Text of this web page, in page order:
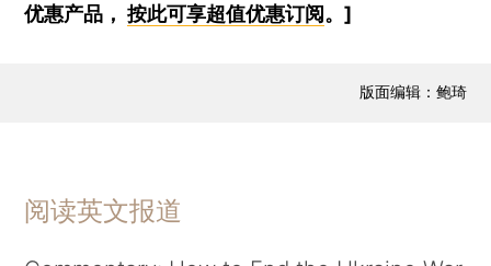
优惠产品，按此可享超值优惠订阅。]
版面编辑：鲍琦
阅读英文报道